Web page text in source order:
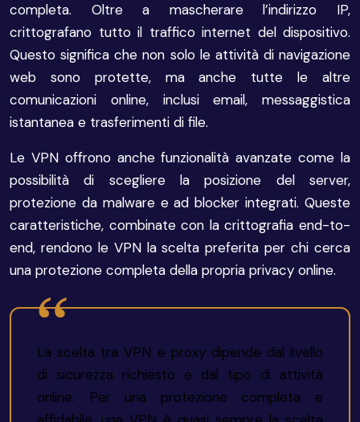
completa. Oltre a mascherare l’indirizzo IP,
crittografano tutto il traffico internet del dispositivo.
Questo significa che non solo le attività di navigazione
web sono protette, ma anche tutte le altre
comunicazioni online, inclusi email, messaggistica
istantanea e trasferimenti di file.
Le VPN offrono anche funzionalità avanzate come la
possibilità di scegliere la posizione del server,
protezione da malware e ad blocker integrati. Queste
caratteristiche, combinate con la crittografia end-to-
end, rendono le VPN la scelta preferita per chi cerca
una protezione completa della propria privacy online.
La scelta tra VPN e proxy dipende dal livello
di sicurezza richiesto e dal tipo di attività
online. Per una protezione completa e